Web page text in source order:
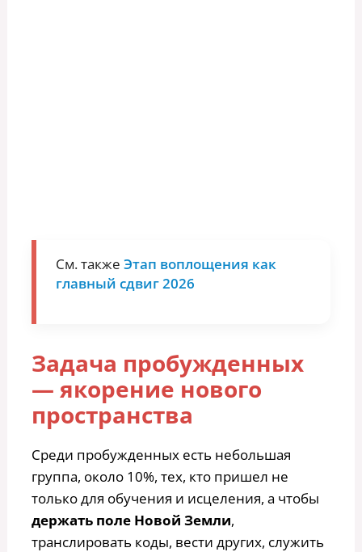
См. также Этап воплощения как
главный сдвиг 2026
Задача пробужденных
— якорение нового
пространства
Среди пробужденных есть небольшая
группа, около 10%, тех, кто пришел не
только для обучения и исцеления, а чтобы
держать поле Новой Земли,
транслировать коды, вести других, служить